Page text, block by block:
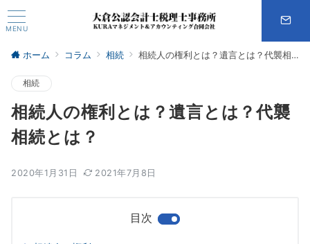
MENU
ホーム コラム 相続 相続人の権利とは？遺言とは？代襲相続とは？
相続
相続人の権利とは？遺言とは？代襲
相続とは？
2020年1月31日 2021年7月8日
目次